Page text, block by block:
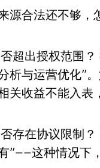
源合法还不够，
超出授权范围？
析与运营优化”
关收益不能入表
存在协议限制？
”——这种情况下